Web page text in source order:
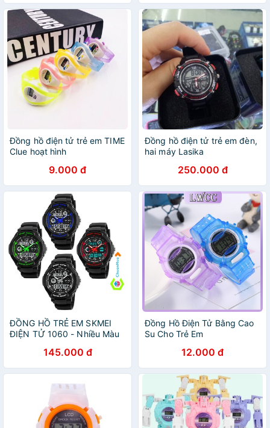
Đồng hồ điện tử trẻ em TIME
Clue hoạt hình
9.000 đ
Đồng hồ điện tử trẻ em đèn,
hai máy Lasika
250.000 đ
ĐỒNG HỒ TRẺ EM SKMEI
ĐIỆN TỬ 1060 - Nhiều Màu
145.000 đ
Đồng Hồ Điện Tử Bằng Cao
Su Cho Trẻ Em
12.000 đ